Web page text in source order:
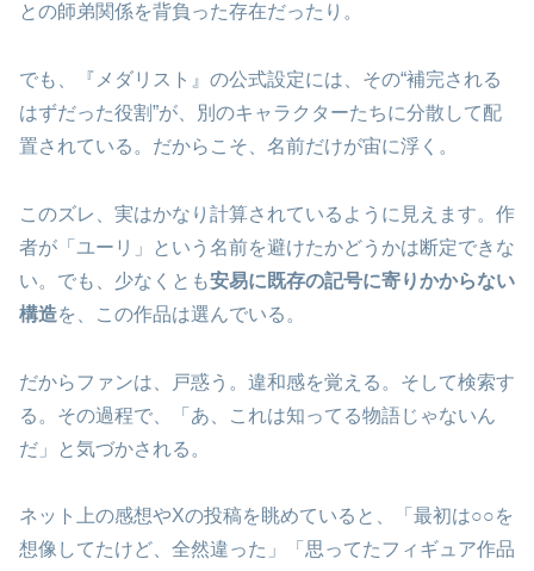
との師弟関係を背負った存在だったり。
でも、『メダリスト』の公式設定には、その“補完される
はずだった役割”が、別のキャラクターたちに分散して配
置されている。だからこそ、名前だけが宙に浮く。
このズレ、実はかなり計算されているように見えます。作
者が「ユーリ」という名前を避けたかどうかは断定できな
い。でも、少なくとも安易に既存の記号に寄りかからない
構造を、この作品は選んでいる。
だからファンは、戸惑う。違和感を覚える。そして検索す
る。その過程で、「あ、これは知ってる物語じゃないん
だ」と気づかされる。
ネット上の感想やXの投稿を眺めていると、「最初は○○を
想像してたけど、全然違った」「思ってたフィギュア作品